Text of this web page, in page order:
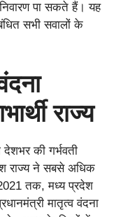
पा सकते हैं। यह
सभी सवालों के
राज्य
देशभर की गर्भवती
राज्य ने सबसे अधिक
तक, मध्य प्रदेश
मातृत्व वंदना